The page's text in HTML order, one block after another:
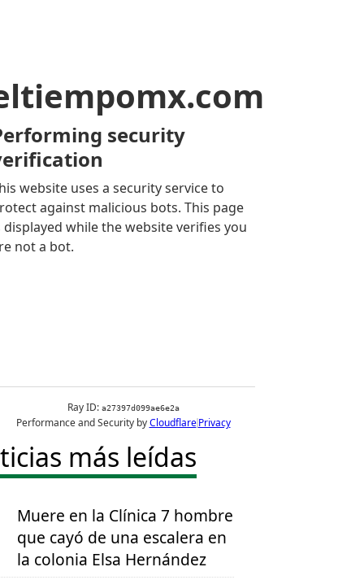
más leídas
Muere en la Clínica 7 hombre
que cayó de una escalera en
la colonia Elsa Hernández